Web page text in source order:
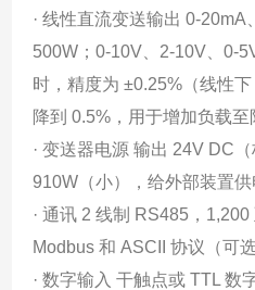
· 线性直流变送输出 0-20mA
500W；0-10V、2-10V、0-
时，精度为 ±0.25%（线性下
降到 0.5%，用于增加负载至
· 变送器电源 输出 24V DC
910W（小），给外部装置供
· 通讯 2 线制 RS485，1,200
Modbus 和 ASCII 协议（可选
· 数字输入 干触点或 TTL 数